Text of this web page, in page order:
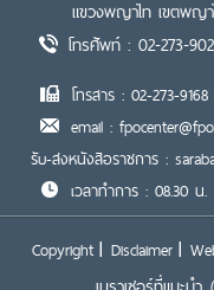
แขวงพญาไท เขตพญ
โทรศัพท์ : 02-273-
โทรสาร : 02-273-9168
email :
รับ-ส่งหนังสือราชการ :
เวลาทำการ : 08.30 น
Copyright Disclaimer